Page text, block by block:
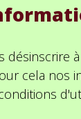
désinscrire
cela nos